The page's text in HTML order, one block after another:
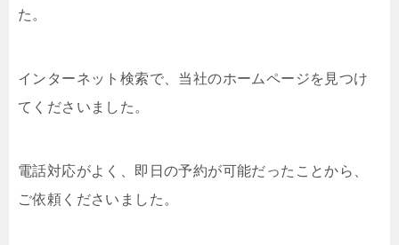
た。
インターネット検索で、当社のホームページを見つけ
てくださいました。
電話対応がよく、即日の予約が可能だったことから、
ご依頼くださいました。